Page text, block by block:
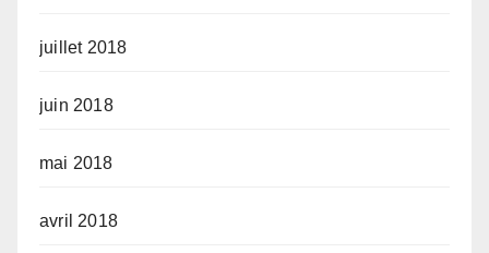
juillet 2018
juin 2018
mai 2018
avril 2018